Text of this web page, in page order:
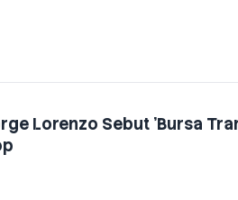
Lorenzo Sebut 'Bursa